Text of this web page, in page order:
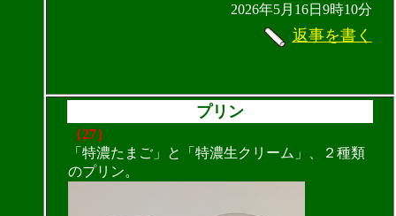
2026年5月16日9時10分
返事を書く
プリン
（27）
「特濃たまご」と「特濃生クリーム」、２種類
のプリン。